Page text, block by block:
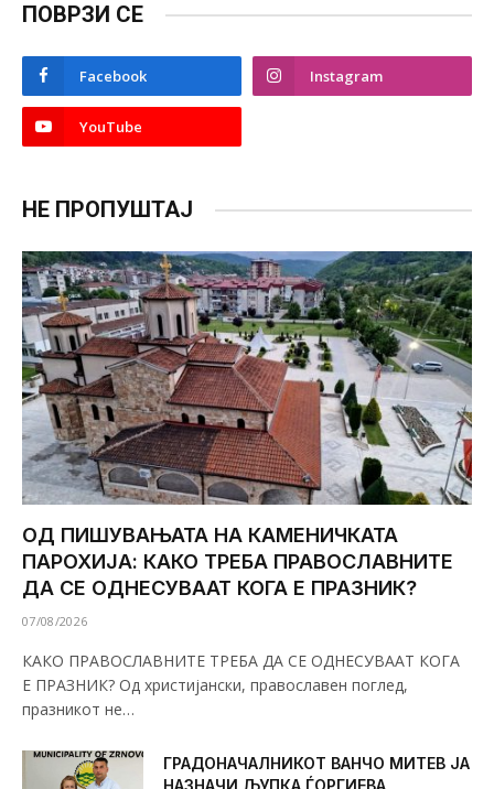
ПОВРЗИ СЕ
Facebook Instagram
YouTube
НЕ ПРОПУШТАЈ
ОД ПИШУВАЊАТА НА КАМЕНИЧКАТА
ПАРОХИЈА: КАКО ТРЕБА ПРАВОСЛАВНИТЕ
ДА СЕ ОДНЕСУВААТ КОГА Е ПРАЗНИК?
07/08/2026
КАКО ПРАВОСЛАВНИТЕ ТРЕБА ДА СЕ ОДНЕСУВААТ КОГА
Е ПРАЗНИК? Од христијански, православен поглед,
празникот не…
ГРАДОНАЧАЛНИКОТ ВАНЧО МИТЕВ ЈА
НАЗНАЧИ ЉУПКА ЃОРГИЕВА